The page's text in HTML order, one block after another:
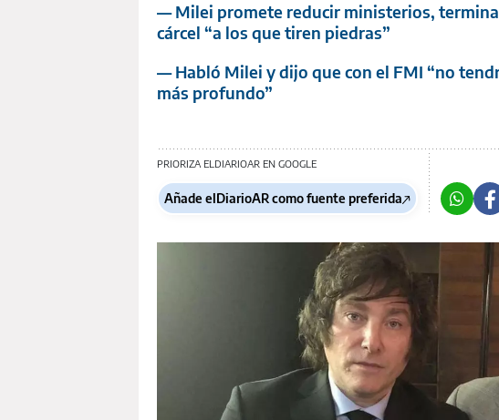
— Milei promete reducir ministerios,
cárcel “a los que tiren piedras”
— Habló Milei y dijo que con el FMI “no
más profundo”
PRIORIZA ELDIARIOAR EN GOOGLE
Añade elDiarioAR como fuente preferida